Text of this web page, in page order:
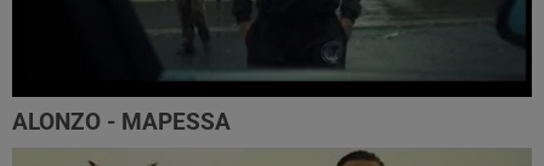
ALONZO - MAPESSA